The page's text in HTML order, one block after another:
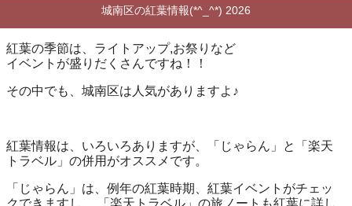
城南区の紅葉情報(*^_^*) 2026
紅葉の季節は、ライトアップ,お祭りなど
イベントが盛りだくさんですね！！
その中でも、城南区は人気がありますよ♪
紅葉情報は、いろいろありますが、「じゃらん」と「楽天
トラベル」の併用がオススメです。
「じゃらん」は、例年の紅葉時期、紅葉イベントがチェッ